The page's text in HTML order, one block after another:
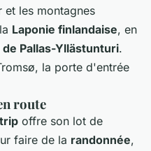
les montagnes
Laponie finlandaise, en
Pallas-Yllästunturi.
la porte d'entrée
route
offre son lot de
faire de la randonnée,